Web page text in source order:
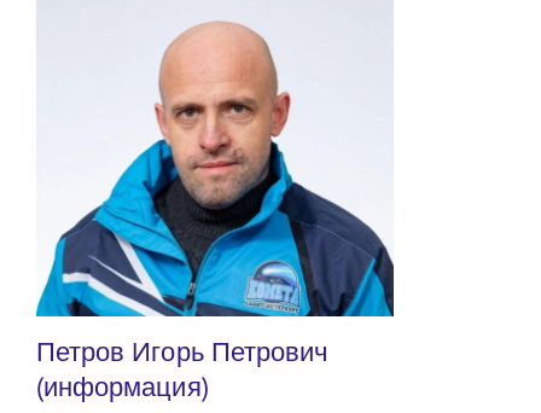
Петров Игорь Петрович
(информация)